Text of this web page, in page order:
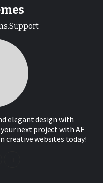
elegant design with
next project with AF
creative websites today!